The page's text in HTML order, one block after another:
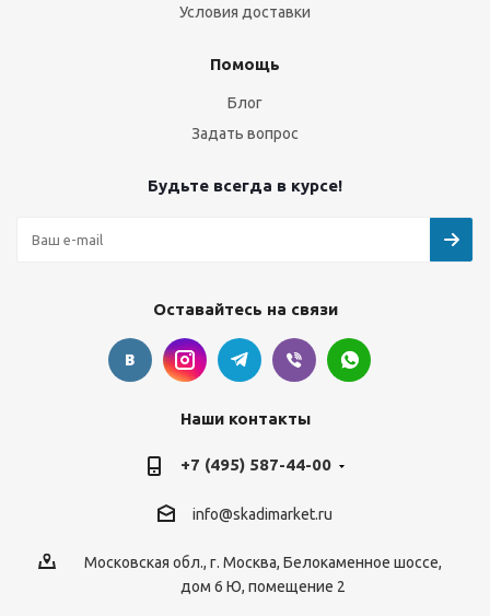
Условия доставки
Помощь
Блог
Задать вопрос
Будьте всегда в курсе!
Оставайтесь на связи
Наши контакты
+7 (495) 587-44-00
info@skadimarket.ru
Московская обл., г. Москва, Белокаменное шоссе,
дом 6 Ю, помещение 2